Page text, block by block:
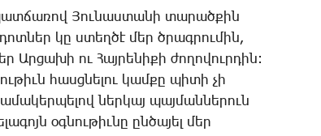
­Յու­նաս­տա­նի տա­րած­քին
կը ստեղ­ծէ մեր ծրագ­րու­մին,
Ար­ցա­խի ու ­Հայ­րե­նի­քի ժո­ղո­վուր­դին:
հասց­նե­լու կամ­քը պի­տի չի
ներ­կայ պայ­ման­նե­րուն
օգ­նու­թիւ­նը ըն­ծա­յել մեր